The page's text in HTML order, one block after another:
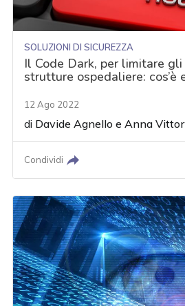
SOLUZIONI DI SICUREZZA
Il Code Dark, per limitare
strutture ospedaliere: cos’è
12 Ago 2022
di Davide Agnello eAnna
Condividi